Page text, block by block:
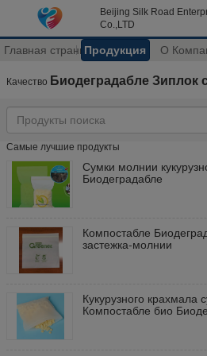
Beijing Silk Road
Co.,LTD
Главная страницаПродукция О
Качество Биодеградабле Зиплок
Самые лучшие продукты
Сумки молнии
Биодеградабле
Компостабле
застежка-молнии
Кукурузного крахмала
Компостабле био